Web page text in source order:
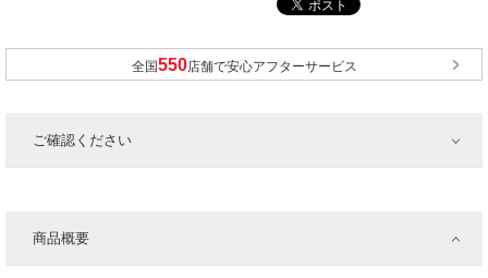
全国 店舗で安心アフターサービス
ご確認ください
商品概要